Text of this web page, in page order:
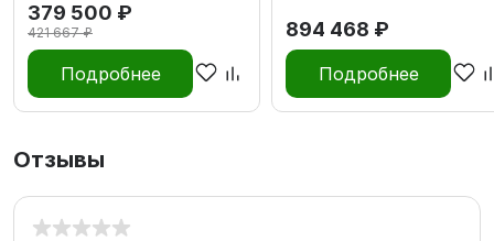
379 500 ₽
421 667 ₽
Подробнее
894 468 ₽
Подробнее
Отзывы